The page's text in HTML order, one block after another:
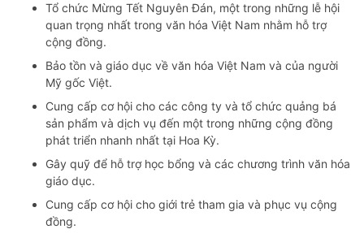
Tổ chức Mừng Tết Nguyên Đán, một trong những lễ hội
quan trọng nhất trong văn hóa Việt Nam nhằm hỗ trợ
cộng đồng.
Bảo tồn và giáo dục về văn hóa Việt Nam và của người
Mỹ gốc Việt.
Cung cấp cơ hội cho các công ty và tổ chức quảng bá
sản phẩm và dịch vụ đến một trong những cộng đồng
phát triển nhanh nhất tại Hoa Kỳ.
Gây quỹ để hỗ trợ học bổng và các chương trình văn hóa
giáo dục.
Cung cấp cơ hội cho giới trẻ tham gia và phục vụ cộng
đồng.